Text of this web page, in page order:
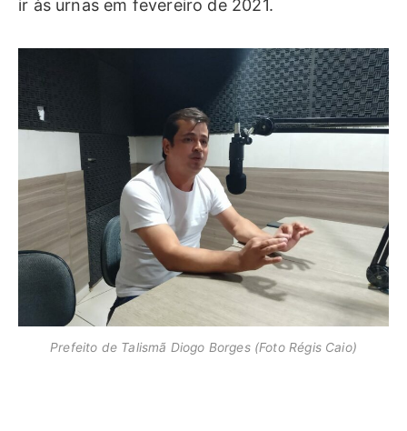
ir às urnas em fevereiro de 2021.
Prefeito de Talismã Diogo Borges (Foto Régis Caio)